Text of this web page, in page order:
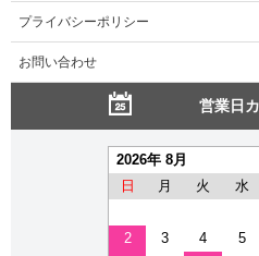
プライバシーポリシー
お問い合わせ
営業日
2026年 8月
日
月 火 水
2
3 4 5